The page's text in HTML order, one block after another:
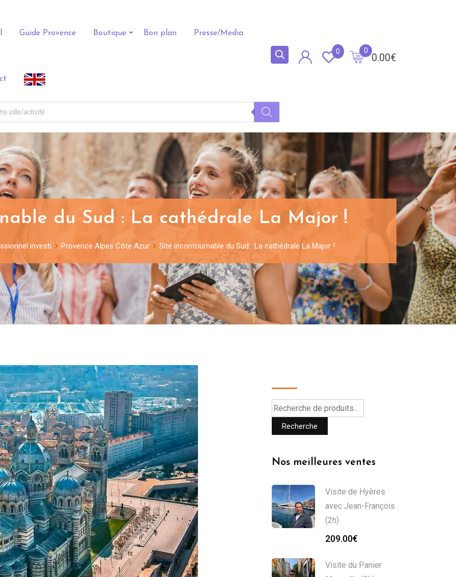
Guide Provence Boutique Bon plan Presse/Media
0.00€
0
0
du Sud : La cathédrale La Major !
investi Provence Alpes Côte Azur Site incontournable du Sud : La cathédrale La Major !
Recherche
Nos meilleures ventes
Visite de Hyères
avec Jean-François
(2h)
209.00€
Visite du Panier